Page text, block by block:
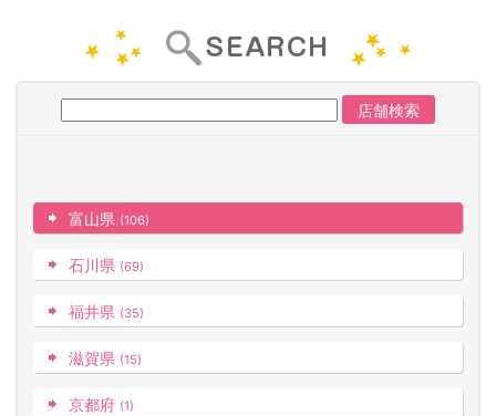
富山県 (106)
石川県 (69)
福井県 (35)
滋賀県 (15)
京都府 (1)